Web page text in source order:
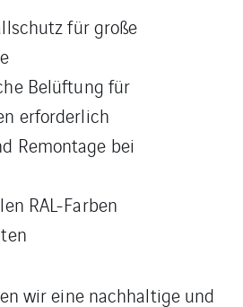
für große
Belüftung für
erforderlich
Remontage bei
RAL-Farben
wir eine nachhaltige und